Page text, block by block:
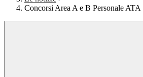
Concorsi Area A e B Personale ATA